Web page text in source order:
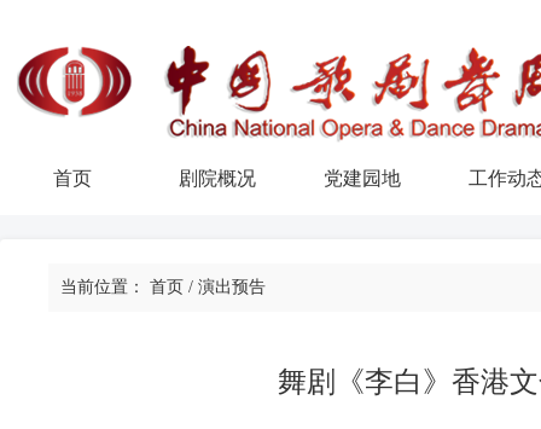
首页 剧院概况 党建园地 工作动
当前位置： 首页 / 演出预告
舞剧《李白》香港